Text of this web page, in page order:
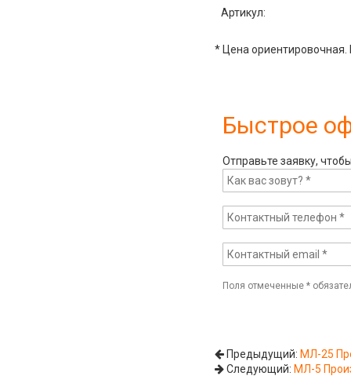
Артикул:
* Цена ориентировочная.
Быстрое
Отправьте заявку,
Поля отмеченные*
Предыдущий: МЛ-25
Следующий: МЛ-5